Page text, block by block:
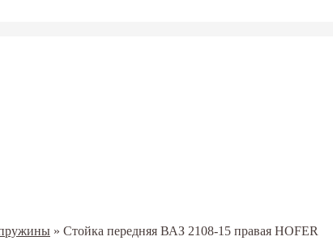
» Стойка передняя ВАЗ 2108-15 правая HOFER